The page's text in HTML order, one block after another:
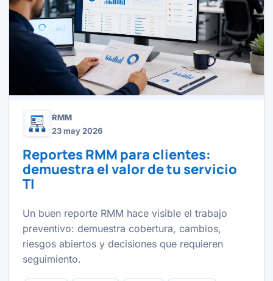
RMM
23 may 2026
Reportes RMM para clientes:
demuestra el valor de tu servicio
TI
Un buen reporte RMM hace visible el trabajo
preventivo: demuestra cobertura, cambios,
riesgos abiertos y decisiones que requieren
seguimiento.